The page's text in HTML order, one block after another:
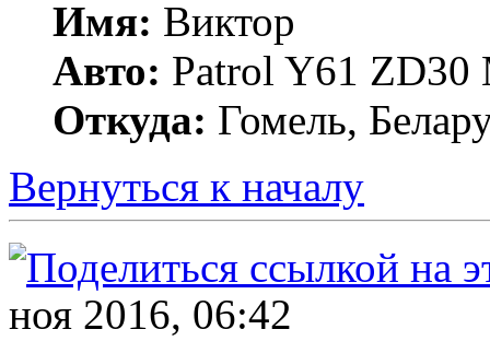
Имя: Виктор
Авто: Patrol Y61
Откуда: Гомель,
Вернуться к началу
ноя 2016, 06:42